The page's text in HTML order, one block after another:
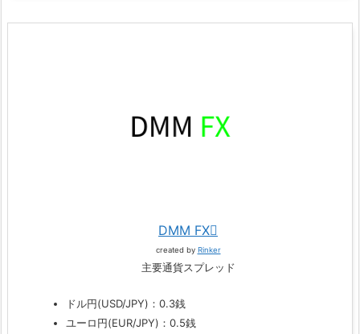
DMM FX
created by Rinker
主要通貨スプレッド
ドル円(USD/JPY)：0.3銭
ユーロ円(EUR/JPY)：0.5銭